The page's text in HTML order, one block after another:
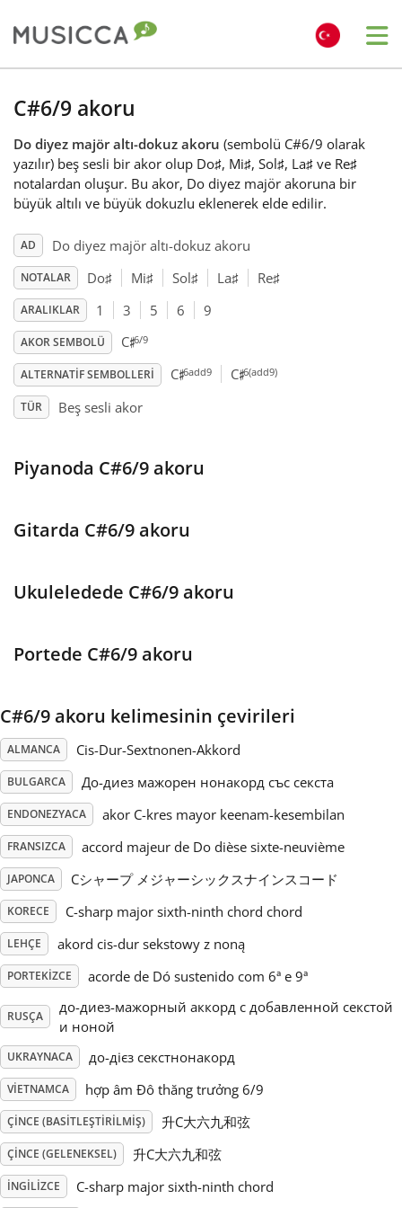
Български
Dansk
Deutsch
English
Español
Polski
Português
Русский
Türkçe
Українська
简体中文
繁體中文
C#6/9 akoru
Do diyez majör altı-dokuz akoru (sembolü C#6/9 olarak
yazılır) beş sesli bir akor olup Do♯, Mi♯, Sol♯, La♯ ve Re♯
notalardan oluşur. Bu akor, Do diyez majör akoruna bir
büyük altılı ve büyük dokuzlu eklenerek elde edilir.
AD Do diyez majör altı-dokuz akoru
NOTALAR Do♯ Mi♯ Sol♯ La♯ Re♯
ARALIKLAR 1 3 5 6 9
AKOR SEMBOLÜ C♯6/9
ALTERNATIF SEMBOLLERI C♯6add9 C♯6(add9)
TÜR Beş sesli akor
Piyanoda C#6/9 akoru
Gitarda C#6/9 akoru
Ukuleledede C#6/9 akoru
Portede C#6/9 akoru
C#6/9 akoru kelimesinin çevirileri
ALMANCA Cis-Dur-Sextnonen-Akkord
BULGARCA До-диез мажорен нонакорд със секста
ENDONEZYACA akor C-kres mayor keenam-kesembilan
FRANSIZCA accord majeur de Do dièse sixte-neuvième
JAPONCA Cシャープ メジャーシックスナインスコード
KORECE C-sharp major sixth-ninth chord chord
LEHÇE akord cis-dur sekstowy z noną
PORTEKIZCE acorde de Dó sustenido com 6ª e 9ª
RUSÇA
до-диез-мажорный аккорд с добавленной секстой
и ноной
UKRAYNACA до-дієз секстнонакорд
VIETNAMCA hợp âm Đô thăng trưởng 6/9
ÇINCE (BASITLEŞTIRILMIŞ) 升C大六九和弦
ÇINCE (GELENEKSEL) 升C大六九和弦
İNGILIZCE C-sharp major sixth-ninth chord